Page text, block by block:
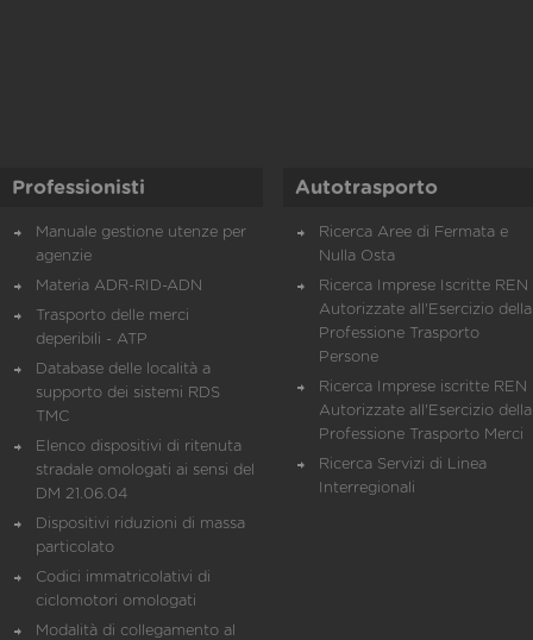
Professionisti
Manuale gestione utenze per
agenzie
Materia ADR-RID-ADN
Trasporto delle merci
deperibili - ATP
Database delle località a
supporto dei sistemi RDS
TMC
Elenco dispositivi di ritenuta
stradale omologati ai sensi del
DM 21.06.04
Dispositivi riduzioni di massa
particolato
Codici immatricolativi di
ciclomotori omologati
Modalità di collegamento al
Autotrasporto
Ricerca Aree di Fermata e
Nulla Osta
Ricerca Imprese Iscritte REN
Autorizzate all'Esercizio della
Professione Trasporto
Persone
Ricerca Imprese iscritte REN
Autorizzate all'Esercizio della
Professione Trasporto Merci
Ricerca Servizi di Linea
Interregionali